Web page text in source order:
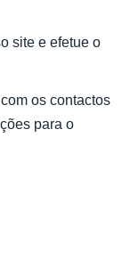
site e efetue o
os contactos
para o